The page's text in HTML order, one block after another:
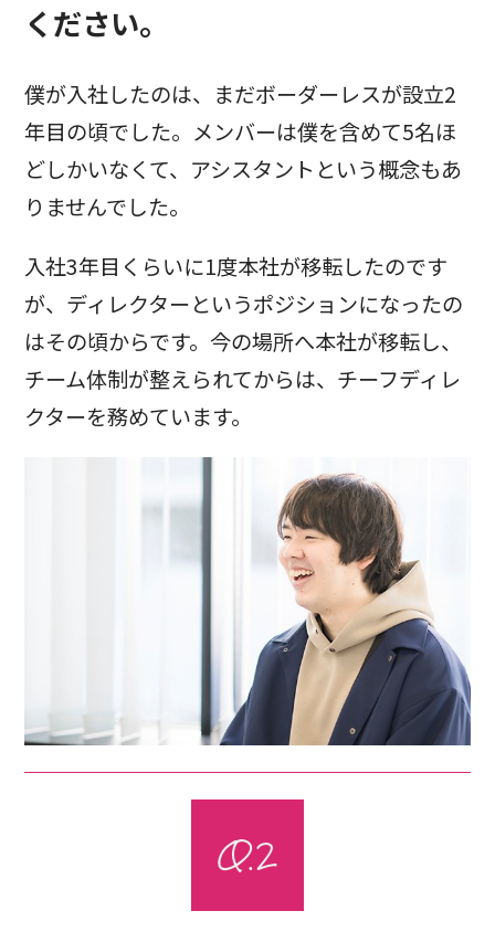
ください。
僕が入社したのは、まだボーダーレスが設立2
年目の頃でした。メンバーは僕を含めて5名ほ
どしかいなくて、アシスタントという概念もあ
りませんでした。
入社3年目くらいに1度本社が移転したのです
が、ディレクターというポジションになったの
はその頃からです。今の場所へ本社が移転し、
チーム体制が整えられてからは、チーフディレ
クターを務めています。